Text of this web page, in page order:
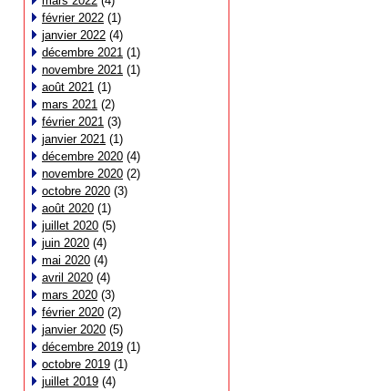
février 2022 (1)
janvier 2022 (4)
décembre 2021 (1)
novembre 2021 (1)
août 2021 (1)
mars 2021 (2)
février 2021 (3)
janvier 2021 (1)
décembre 2020 (4)
novembre 2020 (2)
octobre 2020 (3)
août 2020 (1)
juillet 2020 (5)
juin 2020 (4)
mai 2020 (4)
avril 2020 (4)
mars 2020 (3)
février 2020 (2)
janvier 2020 (5)
décembre 2019 (1)
octobre 2019 (1)
juillet 2019 (4)